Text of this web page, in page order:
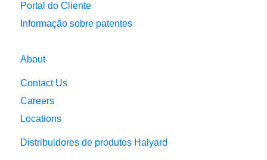
Portal do Cliente
Informação sobre patentes
About
Contact Us
Careers
Locations
Distribuidores de produtos Halyard